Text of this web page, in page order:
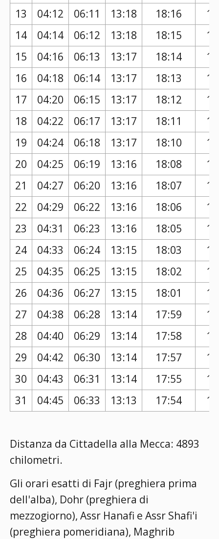
13 04:12 06:11 13:18 18:16
14
04:14 06:12 13:18 18:15
15
04:16 06:13 13:17 18:14
16
04:18 06:14 13:17 18:13
17
04:20 06:15 13:17 18:12
18
04:22 06:17 13:17 18:11
19
04:24 06:18 13:17 18:10
20
04:25 06:19 13:16 18:08
21
04:27 06:20 13:16 18:07
22
04:29 06:22 13:16 18:06
23
04:31 06:23 13:16 18:05
24
04:33 06:24 13:15 18:03
25
04:35 06:25 13:15 18:02
26
04:36 06:27 13:15 18:01
27
04:38 06:28 13:14 17:59
28
04:40 06:29 13:14 17:58
29
04:42 06:30 13:14 17:57
30
04:43 06:31 13:14 17:55
31
04:45 06:33 13:13 17:54
Distanza da Cittadella alla Mecca: 4893
chilometri.
Gli orari esatti di Fajr (preghiera prima
dell'alba), Dohr (preghiera di
mezzogiorno), Assr Hanafi e Assr Shafi'i
(preghiera pomeridiana), Maghrib